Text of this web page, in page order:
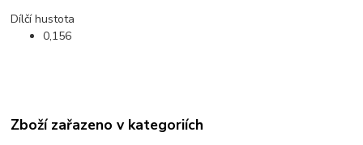
Dílčí hustota
0,156
Zboží zařazeno v kategoriích